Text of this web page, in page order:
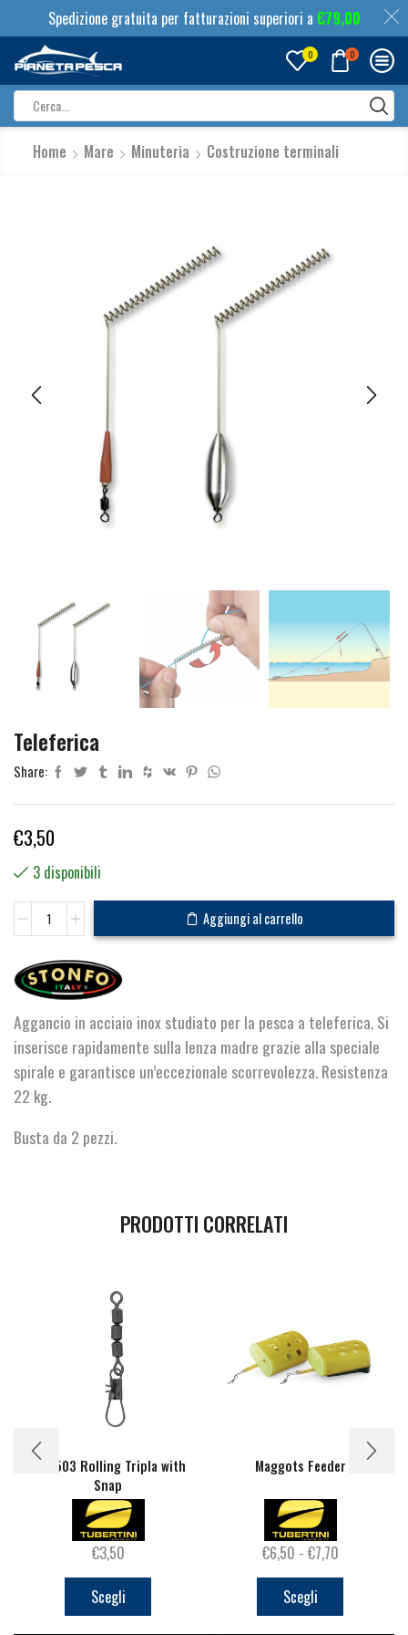
Spedizione gratuita per fatturazioni superiori a €79,00
0 0
input
Home Mare Minuteria Costruzione terminali
Teleferica
Share:
€3,50
3 disponibili
Teleferica
quantità
Aggiungi al carrello
Aggancio in acciaio inox studiato per la pesca a teleferica. Si
inserisce rapidamente sulla lenza madre grazie alla speciale
spirale e garantisce un’eccezionale scorrevolezza. Resistenza
22 kg.
Busta da 2 pezzi.
PRODOTTI CORRELATI
TB 1503 Rolling Tripla with
Snap
€3,50
Scegli
Questo
ha
Maggots Feeder
€6,50 - €7,70Fascia
di
da
Scegli
Questo
ha